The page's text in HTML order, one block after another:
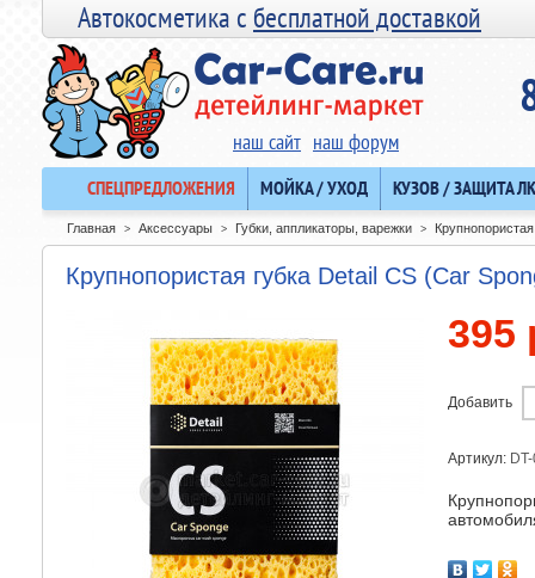
Автокосметика сбесплатной доставкой
наш сайт наш форум
СПЕЦПРЕДЛОЖЕНИЯ МОЙКА / УХОД КУЗОВ / ЗАЩИТА
Главная > Аксессуары > Губки, аппликаторы, варежки >
Крупнопористая губка Detail CS (Car
395
Добавить
Артикул: